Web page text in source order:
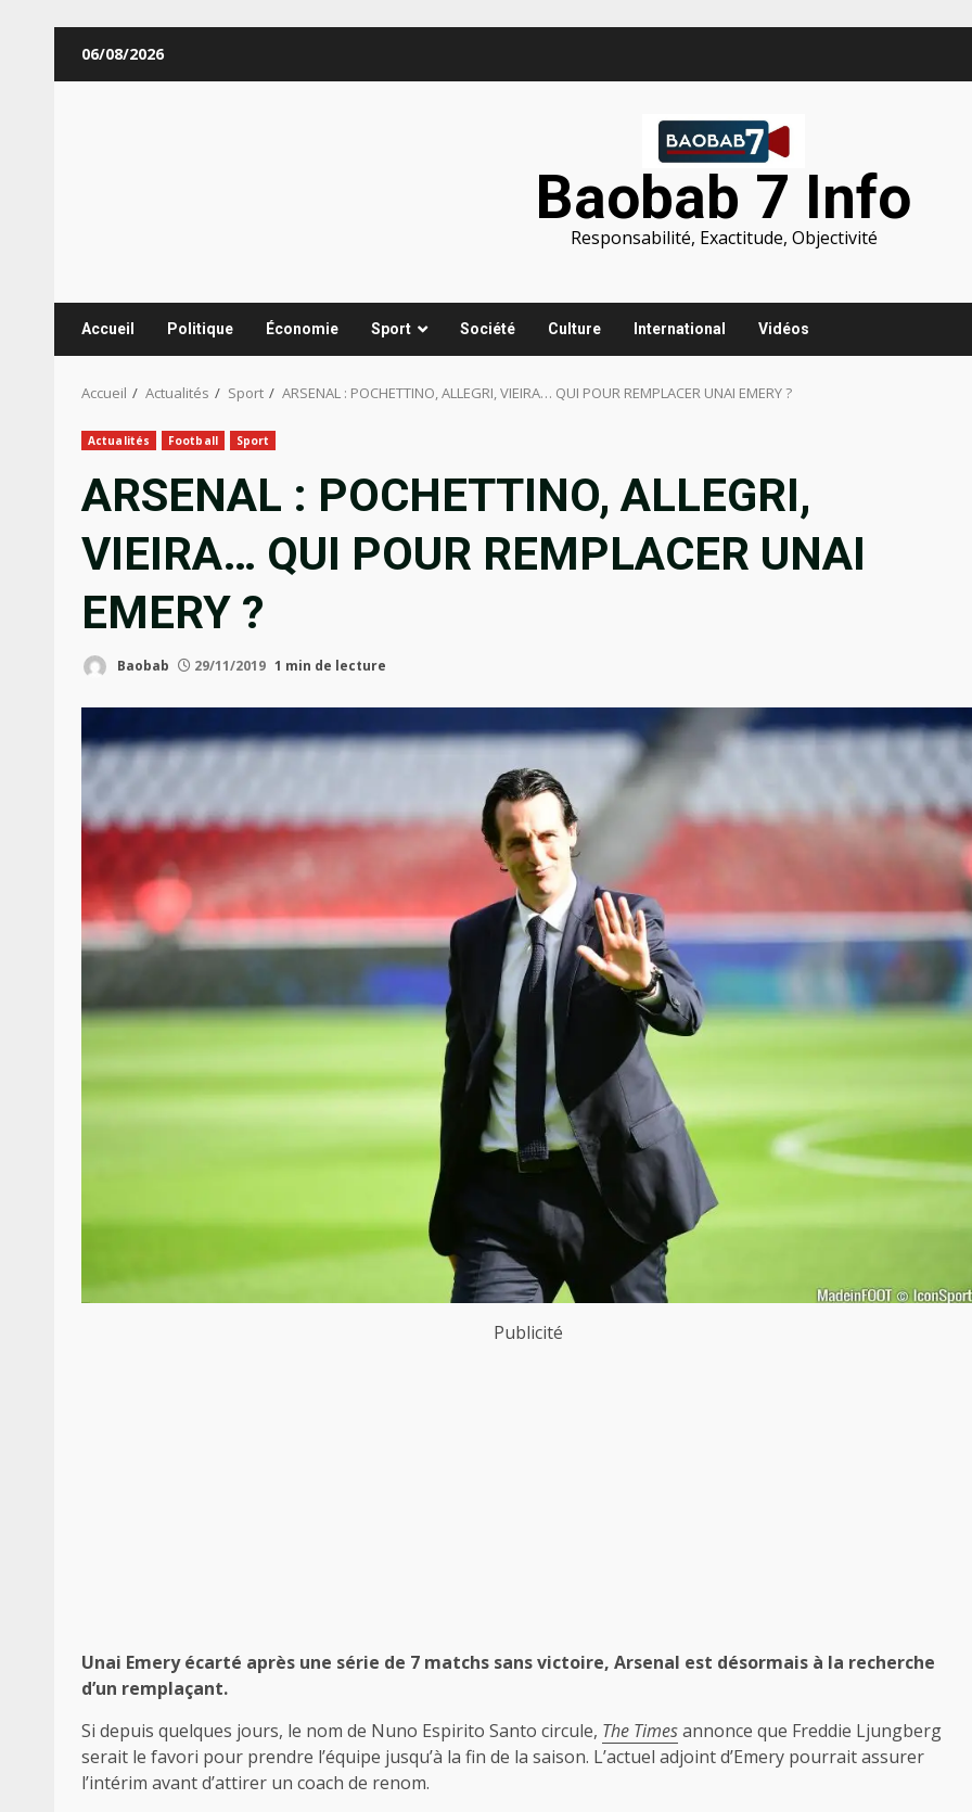
06/08/2026
Baobab 7 Info
Responsabilité, Exactitude, Objectivité
Accueil Politique Économie Sport Société Culture International Vidéos
Accueil Actualités Sport ARSENAL : POCHETTINO, ALLEGRI, VIEIRA… QUI POUR REMPLACER UNAI EMERY ?
Actualités Football Sport
ARSENAL : POCHETTINO, ALLEGRI,
VIEIRA… QUI POUR REMPLACER UNAI
EMERY ?
Baobab 29/11/2019 1 min de lecture
Publicité
Unai Emery écarté après une série de 7 matchs sans victoire, Arsenal est désormais à la recherche
d’un remplaçant.
Si depuis quelques jours, le nom de Nuno Espirito Santo circule, The Timesannonce que Freddie Ljungberg
serait le favori pour prendre l’équipe jusqu’à la fin de la saison. L’actuel adjoint d’Emery pourrait assurer
l’intérim avant d’attirer un coach de renom.